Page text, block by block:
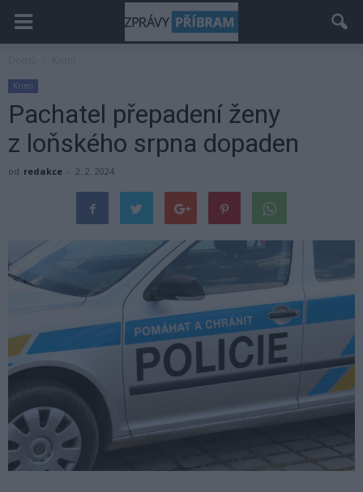
Krimi
Pachatel přepadení ženy
z loňského srpna dopaden
od redakce - 2. 2. 2024